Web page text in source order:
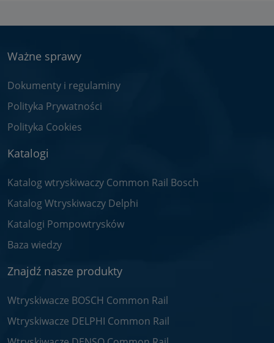
Ważne sprawy
Dokumenty i regulaminy
Polityka Prywatności
Polityka Cookies
Katalogi
Katalog wtryskiwaczy Common Rail Bosch
Katalog Wtryskiwaczy Delphi
Katalogi Pompowtrysków
Baza wiedzy
Znajdź nasze produkty
Wtryskiwacze BOSCH Common Rail
Wtryskiwacze DELPHI Common Rail